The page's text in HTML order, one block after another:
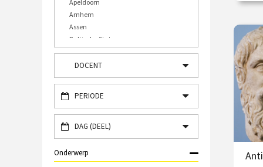
Apeldoorn
Arnhem
Assen
Baltische Staten
Bergen op Zoom
Bourtange
Bulgarije
Caïro
Den Bosch
Den Haag
Deventer
Diverse plaatsen
Doesburg
DOCENT
PERIODE
DAG (DEEL)
Onderwerp
/